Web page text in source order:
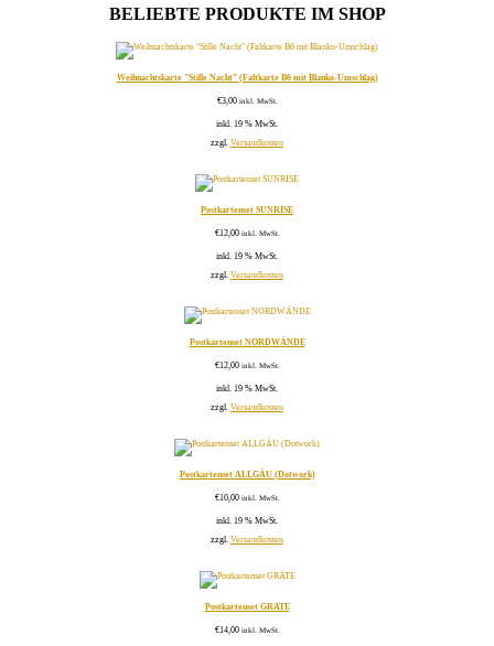
BELIEBTE PRODUKTE IM SHOP
Weihnachtskarte "Stille Nacht" (Faltkarte B6 mit Blanko-Umschlag)
€3,00 inkl. MwSt.
inkl. 19 % MwSt.
zzgl. Versandkosten
Postkartenset SUNRISE
€12,00 inkl. MwSt.
inkl. 19 % MwSt.
zzgl. Versandkosten
Postkartenset NORDWÄNDE
€12,00 inkl. MwSt.
inkl. 19 % MwSt.
zzgl. Versandkosten
Postkartenset ALLGÄU (Dotwork)
€10,00 inkl. MwSt.
inkl. 19 % MwSt.
zzgl. Versandkosten
Postkartenset GRATE
€14,00 inkl. MwSt.